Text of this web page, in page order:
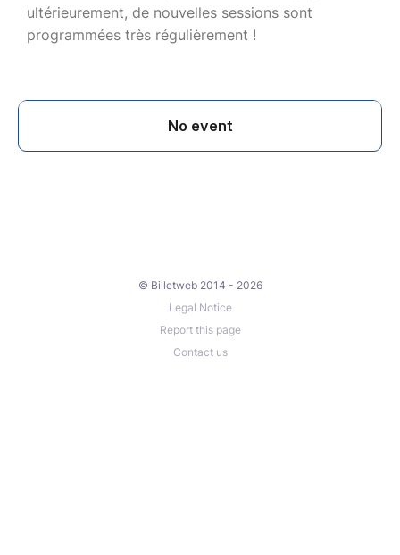
ultérieurement, de nouvelles sessions sont
programmées très régulièrement !
© Billetweb 2014 - 2026
Legal Notice
Report this page
Contact us